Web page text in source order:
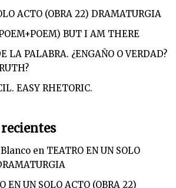
ACTO (OBRA 22) DRAMATURGIA
BUT I AM THERE
LA PALABRA. ¿ENGAÑO O VERDAD?
EASY RHETORIC.
en TEATRO EN UN SOLO
EN UN SOLO ACTO (OBRA 22)